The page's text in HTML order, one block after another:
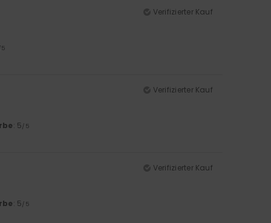
Verifizierter Kauf
Verifizierter Kauf
: 5/5
Verifizierter Kauf
: 5/5